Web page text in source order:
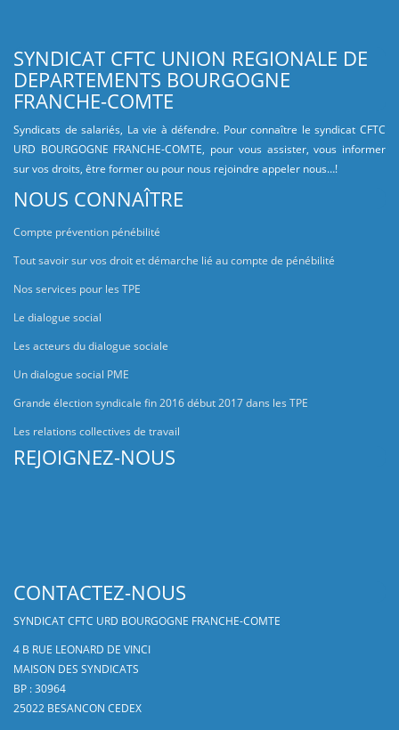
SYNDICAT CFTC UNION REGIONALE DE
DEPARTEMENTS BOURGOGNE
FRANCHE-COMTE
Syndicats de salariés, La vie à défendre. Pour connaître le syndicat CFTC
URD BOURGOGNE FRANCHE-COMTE, pour vous assister, vous informer
sur vos droits, être former ou pour nous rejoindre appeler nous…!
NOUS CONNAÎTRE
Compte prévention pénébilité
Tout savoir sur vos droit et démarche lié au compte de pénébilité
Nos services pour les TPE
Le dialogue social
Les acteurs du dialogue sociale
Un dialogue social PME
Grande élection syndicale fin 2016 début 2017 dans les TPE
Les relations collectives de travail
REJOIGNEZ-NOUS
CONTACTEZ-NOUS
SYNDICAT CFTC URD BOURGOGNE FRANCHE-COMTE
4 B RUE LEONARD DE VINCI
MAISON DES SYNDICATS
BP : 30964
25022 BESANCON CEDEX